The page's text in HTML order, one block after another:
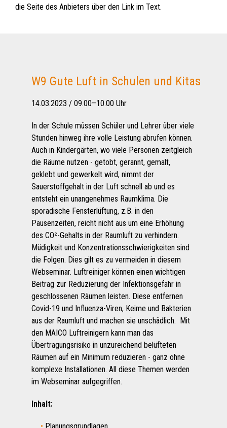
die Seite des Anbieters über den Link im Text.
W9 Gute Luft in Schulen und Kitas
14.03.2023 / 09.00–10.00 Uhr
In der Schule müssen Schüler und Lehrer über viele
Stunden hinweg ihre volle Leistung abrufen können.
Auch in Kindergärten, wo viele Personen zeitgleich
die Räume nutzen - getobt, gerannt, gemalt,
geklebt und gewerkelt wird, nimmt der
Sauerstoffgehalt in der Luft schnell ab und es
entsteht ein unangenehmes Raumklima. Die
sporadische Fensterlüftung, z.B. in den
Pausenzeiten, reicht nicht aus um eine Erhöhung
des CO²-Gehalts in der Raumluft zu verhindern.
Müdigkeit und Konzentrationsschwierigkeiten sind
die Folgen. Dies gilt es zu vermeiden in diesem
Webseminar. Luftreiniger können einen wichtigen
Beitrag zur Reduzierung der Infektionsgefahr in
geschlossenen Räumen leisten. Diese entfernen
Covid-19 und Influenza-Viren, Keime und Bakterien
aus der Raumluft und machen sie unschädlich. Mit
den MAICO Luftreinigern kann man das
Übertragungsrisiko in unzureichend belüfteten
Räumen auf ein Minimum reduzieren - ganz ohne
komplexe Installationen. All diese Themen werden
im Webseminar aufgegriffen.
Inhalt: